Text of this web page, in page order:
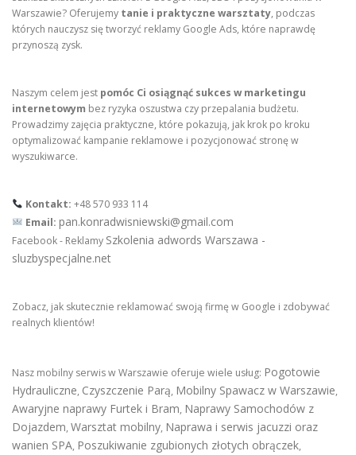
Warszawie? Oferujemy tanie i praktyczne warsztaty, podczas
których nauczysz się tworzyć reklamy Google Ads, które naprawdę
przynoszą zysk.
Naszym celem jest pomóc Ci osiągnąć sukces w marketingu
internetowym bez ryzyka oszustwa czy przepalania budżetu.
Prowadzimy zajęcia praktyczne, które pokazują, jak krok po kroku
optymalizować kampanie reklamowe i pozycjonować stronę w
wyszukiwarce.
Kontakt: +48 570 933 114
Email: pan.konradwisniewski@gmail.com
Facebook - Reklamy Szkolenia adwords Warszawa -
sluzbyspecjalne.net
Zobacz, jak skutecznie reklamować swoją firmę w Google i zdobywać
realnych klientów!
Nasz mobilny serwis w Warszawie oferuje wiele usług: Pogotowie
Hydrauliczne, Czyszczenie Parą, Mobilny Spawacz w Warszawie,
Awaryjne naprawy Furtek i Bram, Naprawy Samochodów z
Dojazdem, Warsztat mobilny, Naprawa i serwis jacuzzi oraz
wanien SPA, Poszukiwanie zgubionych złotych obrączek,